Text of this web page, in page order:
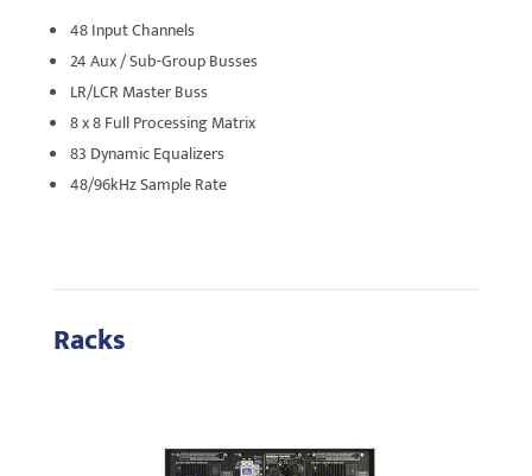
48 Input Channels
24 Aux / Sub-Group Busses
LR/LCR Master Buss
8 x 8 Full Processing Matrix
83 Dynamic Equalizers
48/96kHz Sample Rate
Racks